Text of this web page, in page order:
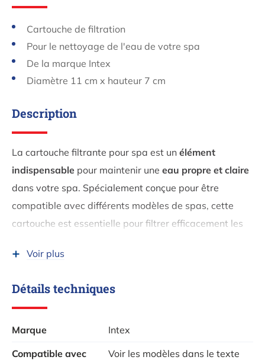
Cartouche de filtration
Pour le nettoyage de l'eau de votre spa
De la marque Intex
Diamètre 11 cm x hauteur 7 cm
Description
La cartouche filtrante pour spa est un élément
indispensable pour maintenir une eau propre et claire
dans votre spa. Spécialement conçue pour être
compatible avec différents modèles de spas, cette
cartouche est essentielle pour filtrer efficacement les
circule dans le système de filtration.
Il est essentiel deremplacer régulièrement
cartouche filtrante conformément aux
eau fraîche et claire, vous permettant ainsi de
continuer à profiter d'une expérience spa agréable.
Voir plus
Détails techniques
Marque
Intex
Compatible avec
Voir les modèles dans le texte